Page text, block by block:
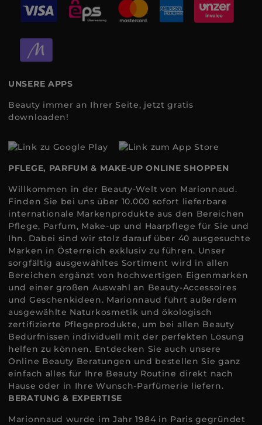
UNSERE APPS
Beauty immer an Ihrer Seite, jetzt gratis
downloaden!
PFLEGE, PARFUM & MAKE-UP ONLINE SHOPPEN
Willkommen in der Beauty-Welt von Marionnaud.
Finden Sie bei uns über 10.000 sofort lieferbare
internationale Markenprodukte aus den Bereichen
Pflege, Parfum, Make-up und Haarpflege für Sie und
Ihn. Dabei sind wir stolz darauf über 40 ausgesuchte
Marken in Österreich exklusiv zu führen. Unser
sorgfältig ausgewähltes Sortiment wird in allen
Bereichen ergänzt von hochwertigen Eigenmarken
und einer großen Auswahl an Beauty-Accessoires
und Geschenkideen. Marionnaud führt außerdem
ausgewählte Naturkosmetik und ökologisch
zertifizierte Pflegeprodukte, um bei allen Beauty
Bedürfnissen individuell mit der perfekten Lösung
helfen zu können. Entdecken Sie auch unsere
Online Beauty Beratungen und bestellen Sie ganz
einfach alles für Ihre Beauty Routine direkt nach
Hause oder in Ihre Wunsch-Parfümerie liefern.
BERATUNG & EXPERTISE
Marionnaud wurde im Jahr 1984 in Paris gegründet